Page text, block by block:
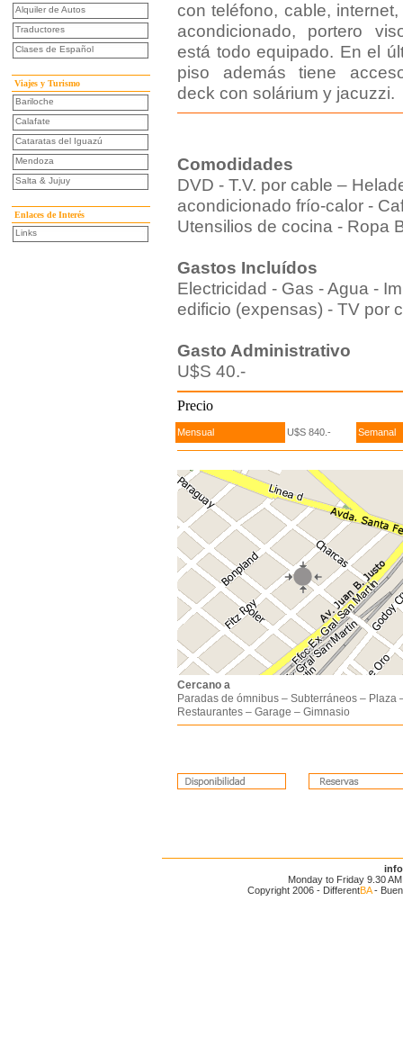
Alquiler de Autos
Traductores
Clases de Español
Viajes y Turismo
Bariloche
Calafate
Cataratas del Iguazú
Mendoza
Salta & Jujuy
Enlaces de Interés
Links
con teléfono, cable, internet,
acondicionado, portero
está todo equipado. En el
piso además tiene
deck con solárium y jacuzzi.
Comodidades
DVD - T.V. por cable –
acondicionado frío-calor -
Utensilios de cocina - Ropa
Gastos Incluídos
Electricidad - Gas - Agua -
edificio (expensas) - TV por
Gasto Administrativo
U$S 40.-
Precio
Mensual U$S 840.- Semanal
Cercano a
Paradas de ómnibus – Subterráneos –
Restaurantes – Garage – Gimnasio
Monday to Friday 9.30
Copyright 2006 - DifferentBA-